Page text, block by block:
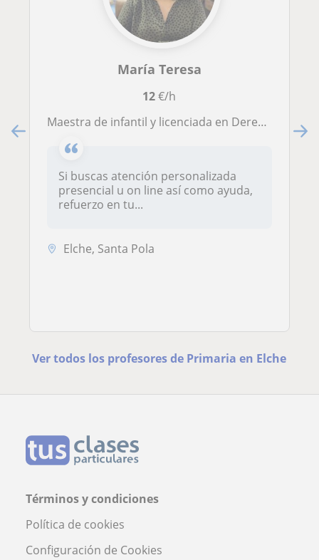
María Teresa
12€/h
Maestra de infantil y licenciada en Derecho. Gran experiencia en clases de repaso y formación en orientación laboral
Si buscas atención personalizada
presencial u on line así como ayuda,
refuerzo en tu...
Elche, Santa Pola
Ver todos los profesores de Primaria en Elche
Términos y condiciones
Política de cookies
Configuración de Cookies